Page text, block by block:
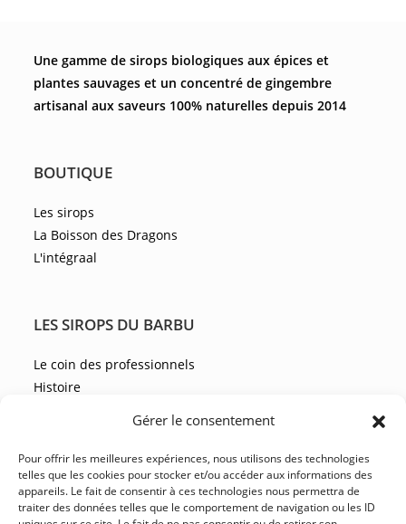
Gérer le consentement
Pour offrir les meilleures expériences, nous utilisons des technologies
telles que les cookies pour stocker et/ou accéder aux informations des
appareils. Le fait de consentir à ces technologies nous permettra de
traiter des données telles que le comportement de navigation ou les ID
Une gamme de sirops biologiques aux épices et
plantes sauvages et un concentré de gingembre
artisanal aux saveurs 100% naturelles depuis 2014
BOUTIQUE
Les sirops
La Boisson des Dragons
L'intégraal
LES SIROPS DU BARBU
Le coin des professionnels
Histoire
NOUS CONTACTER